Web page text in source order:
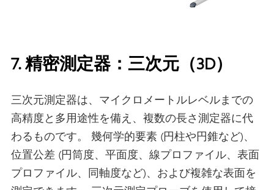
7. 精密測定器：三次元（3D）
三次元測定器は、マイクロメートルレベルまでの
高精度と多用途性を備え、複数の長さ測定器に代
わるものです。 幾何学的要素 (円柱や円錐など)、
位置公差 (円筒度、平面度、線プロファイル、表面
プロファイル、同軸度など)、および複雑な表面を